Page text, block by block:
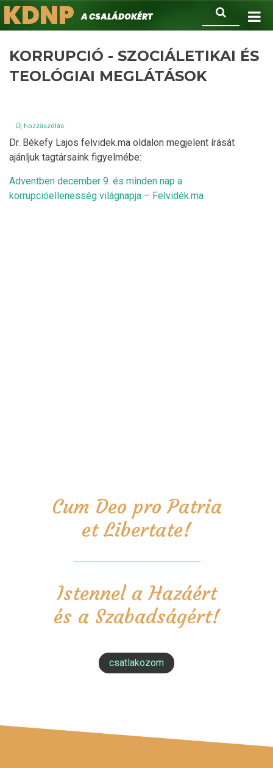
Ugrás
a
Keresés
KDNPA családokért.
KORRUPCIÓ - SZOCIÁLETIKAI ÉS
TEOLÓGIAI MEGLÁTÁSOK
Új hozzászólás
Dr. Békefy Lajos felvidek.ma oldalon megjelent írását
ajánljuk tagtársaink figyelmébe:
Adventben december 9. és minden nap a
korrupcióellenesség világnapja – Felvidék.ma
Cum Deo pro Patria
et Libertate!
Istennel a Hazáért
és a Szabadságért!
csatlakozom